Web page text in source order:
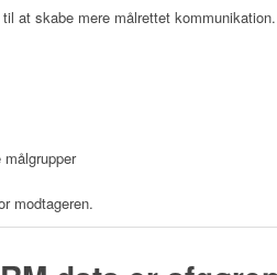
at skabe mere målrettet kommunikation.
modtageren.